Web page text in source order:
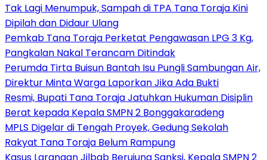
Tak Lagi Menumpuk, Sampah di TPA Tana Toraja Kini
Dipilah dan Didaur Ulang
Pemkab Tana Toraja Perketat Pengawasan LPG 3 Kg,
Pangkalan Nakal Terancam Ditindak
Perumda Tirta Buisun Bantah Isu Pungli Sambungan Air,
Direktur Minta Warga Laporkan Jika Ada Bukti
Resmi, Bupati Tana Toraja Jatuhkan Hukuman Disiplin
Berat kepada Kepala SMPN 2 Bonggakaradeng
MPLS Digelar di Tengah Proyek, Gedung Sekolah
Rakyat Tana Toraja Belum Rampung
Kasus Larangan Jilbab Berujung Sanksi, Kepala SMPN 2